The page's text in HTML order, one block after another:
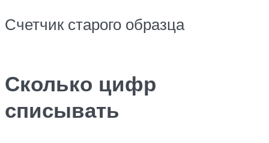
Счетчик старого образца
Сколько цифр
списывать